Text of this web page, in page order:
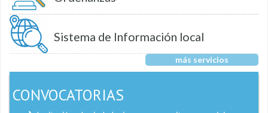
Sistema de Información local
más servicios
CONVOCATORIAS